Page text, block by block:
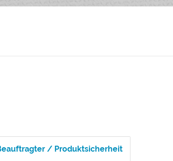
/ Produktsicherheit